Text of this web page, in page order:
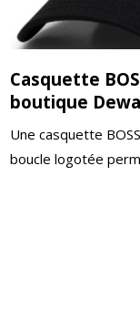
Casquette
boutique
Une casquette
boucle logotée